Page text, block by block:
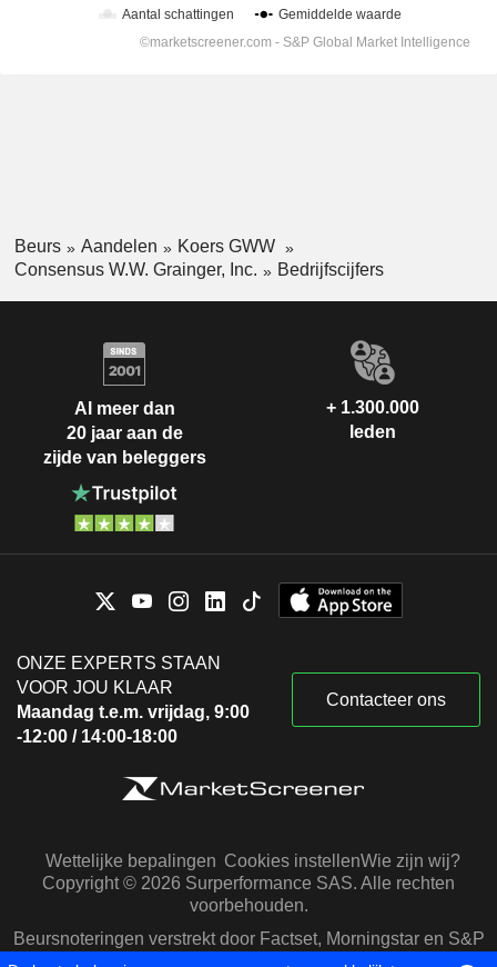
Beurs Aandelen
Koers GWW
Consensus W.W. Grainger, Inc.
Bedrijfscijfers
Al meer dan
20 jaar aan de
zijde van beleggers
+ 1.300.000
leden
ONZE EXPERTS STAAN
VOOR JOU KLAAR
Maandag t.e.m. vrijdag, 9:00
-12:00 / 14:00-18:00
Contacteer ons
Wettelijke bepalingen Cookies instellenWie zijn wij?
Copyright © 2026 Surperformance SAS. Alle rechten
voorbehouden.
Beursnoteringen verstrekt door Factset, Morningstar en S&P